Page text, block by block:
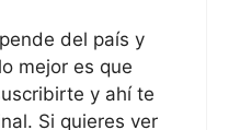
del país y
mejor es que
y ahí te
Si quieres ver